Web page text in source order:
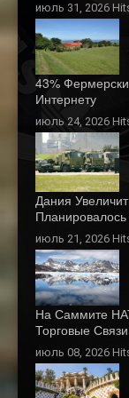
июль 31, 2026
43%
Интернету
июль 24, 2026
Дания
июль 21, 2026
На Саммите
Торговые
июль 08, 2026